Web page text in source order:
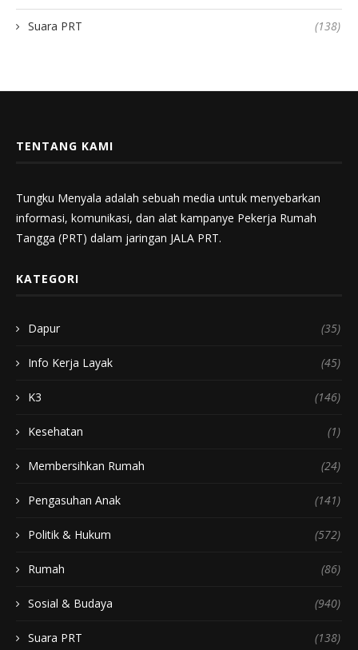
Suara PRT (138)
TENTANG KAMI
Tungku Menyala adalah sebuah media untuk menyebarkan
informasi, komunikasi, dan alat kampanye Pekerja Rumah
Tangga (PRT) dalam jaringan JALA PRT.
KATEGORI
Dapur (35)
Info Kerja Layak (45)
K3 (146)
Kesehatan (1)
Membersihkan Rumah (24)
Pengasuhan Anak (141)
Politik & Hukum (572)
Rumah (86)
Sosial & Budaya (940)
Suara PRT (138)